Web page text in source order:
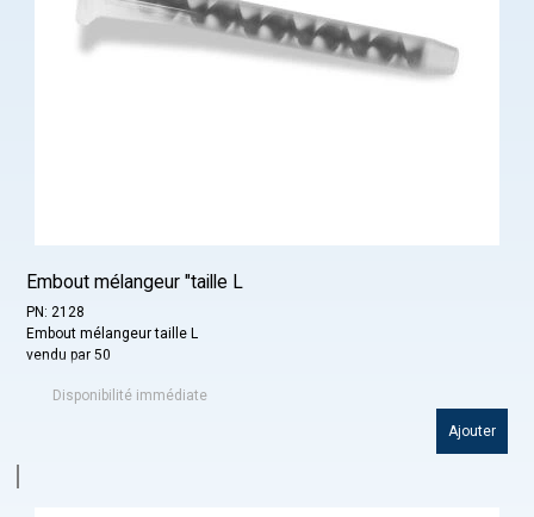
Embout mélangeur "taille L
PN: 2128
Embout mélangeur taille L
vendu par 50
Disponibilité immédiate
Ajouter